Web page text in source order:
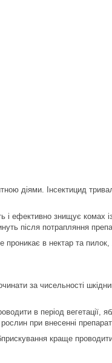
діями. Інсектицид
і ефективно знищує комах
після потрапляння
в нектар та
за чисельності
в період вегетації,
при внесенні
краще проводити